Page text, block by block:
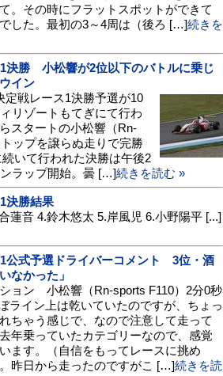
。その時にフラットスポットができて
した。最初の3～4周は（後ろ […]続きを
決勝 小松響が2位以下のバトルに乗じ
イン
戦レース1決勝予選が10
リゾートもてぎにて行わ
スタートの小松響（Rn-
ップを譲らぬ走りで完勝
いて行われた決勝は午後2
ラップ開始。曇 […]続きを読む »
決勝結果
蓮音 4.鈴木悠太 5.岸風児 6.小野陽平 [...]
公式予選ドライバーコメント 3位・酒
なかった」
ョン 小松響（Rn-sports F110）2分0秒
イン上は乾いていたのですが、ちょっ
ちゃう感じで、なので注意して走って
年乗っていたカテゴリーなので、感覚
ます。（自信をもってレースに挑め
昨日から走ったのですがこ […]続きを読